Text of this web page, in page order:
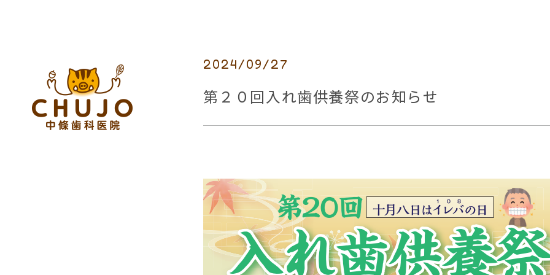
2024/09/27
第２０回入れ歯供養祭のお知らせ